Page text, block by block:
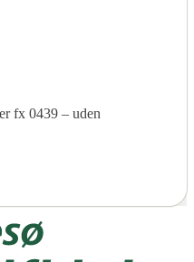
fx 0439 – uden